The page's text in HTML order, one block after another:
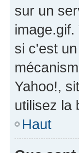
sur un
si c'est
Yahoo!,
utilisez la
Haut